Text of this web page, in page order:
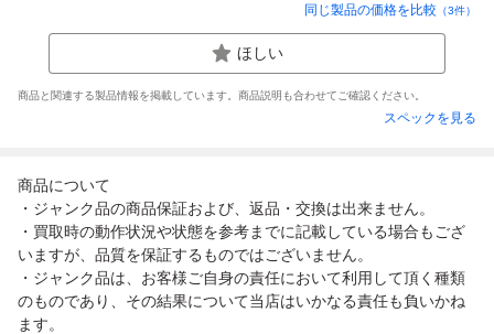
同じ製品の価格を比較 （3件）
ほしい
商品と関連する製品情報を掲載しています。商品説明も合わせてご確認ください。
スペックを見る
商品について
・ジャンク品の商品保証および、返品・交換は出来ません。
・買取時の動作状況や状態を参考までに記載している場合もござ
いますが、品質を保証するものではございません。
・ジャンク品は、お客様ご自身の責任において利用して頂く種類
のものであり、その結果について当店はいかなる責任も負いかね
ます。